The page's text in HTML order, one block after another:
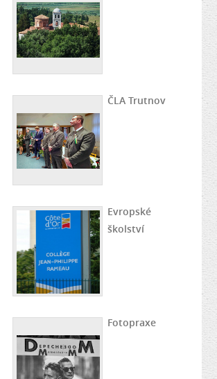
ČLA Trutnov
Evropské
školství
Fotopraxe